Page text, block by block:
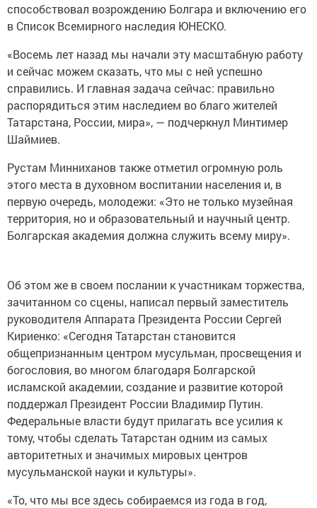
способствовал возрождению Болгара и включению его
в Список Всемирного наследия ЮНЕСКО.
«Восемь лет назад мы начали эту масштабную работу
и сейчас можем сказать, что мы с ней успешно
справились. И главная задача сейчас: правильно
распорядиться этим наследием во благо жителей
Татарстана, России, мира», — подчеркнул Минтимер
Шаймиев.
Рустам Минниханов также отметил огромную роль
этого места в духовном воспитании населения и, в
первую очередь, молодежи: «Это не только музейная
территория, но и образовательный и научный центр.
Болгарская академия должна служить всему миру».
Об этом же в своем послании к участникам торжества,
зачитанном со сцены, написал первый заместитель
руководителя Аппарата Президента России Сергей
Кириенко: «Сегодня Татарстан становится
общепризнанным центром мусульман, просвещения и
богословия, во многом благодаря Болгарской
исламской академии, создание и развитие которой
поддержал Президент России Владимир Путин.
Федеральные власти будут прилагать все усилия к
тому, чтобы сделать Татарстан одним из самых
авторитетных и значимых мировых центров
мусульманской науки и культуры».
«То, что мы все здесь собираемся из года в год,